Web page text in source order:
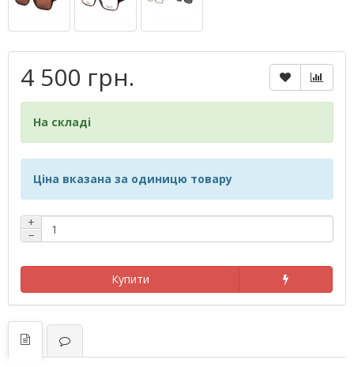
4 500 грн.
На складі
Ціна вказана за одиницю товару
+
−
Купити